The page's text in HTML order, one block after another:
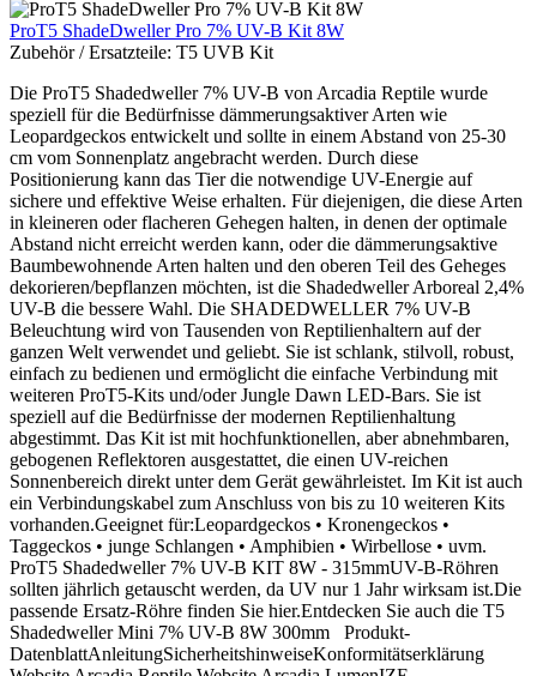
ProT5 ShadeDweller Pro 7% UV-B Kit 8W
Zubehör / Ersatzteile: T5 UVB Kit
Die ProT5 Shadedweller 7% UV-B von Arcadia Reptile wurde
speziell für die Bedürfnisse dämmerungsaktiver Arten wie
Leopardgeckos entwickelt und sollte in einem Abstand von 25-30
cm vom Sonnenplatz angebracht werden. Durch diese
Positionierung kann das Tier die notwendige UV-Energie auf
sichere und effektive Weise erhalten. Für diejenigen, die diese Arten
in kleineren oder flacheren Gehegen halten, in denen der optimale
Abstand nicht erreicht werden kann, oder die dämmerungsaktive
Baumbewohnende Arten halten und den oberen Teil des Geheges
dekorieren/bepflanzen möchten, ist die Shadedweller Arboreal 2,4%
UV-B die bessere Wahl. Die SHADEDWELLER 7% UV-B
Beleuchtung wird von Tausenden von Reptilienhaltern auf der
ganzen Welt verwendet und geliebt. Sie ist schlank, stilvoll, robust,
einfach zu bedienen und ermöglicht die einfache Verbindung mit
weiteren ProT5-Kits und/oder Jungle Dawn LED-Bars. Sie ist
speziell auf die Bedürfnisse der modernen Reptilienhaltung
abgestimmt. Das Kit ist mit hochfunktionellen, aber abnehmbaren,
gebogenen Reflektoren ausgestattet, die einen UV-reichen
Sonnenbereich direkt unter dem Gerät gewährleistet. Im Kit ist auch
ein Verbindungskabel zum Anschluss von bis zu 10 weiteren Kits
vorhanden.Geeignet für:Leopardgeckos • Kronengeckos •
Taggeckos • junge Schlangen • Amphibien • Wirbellose • uvm.
ProT5 Shadedweller 7% UV-B KIT 8W - 315mmUV-B-Röhren
sollten jährlich getauscht werden, da UV nur 1 Jahr wirksam ist.Die
passende Ersatz-Röhre finden Sie hier.Entdecken Sie auch die T5
Shadedweller Mini 7% UV-B 8W 300mm Produkt-
DatenblattAnleitungSicherheitshinweiseKonformitätserklärung